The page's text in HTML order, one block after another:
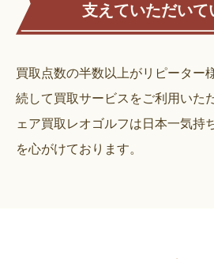
支えていただいて
買取点数の半数以上がリピーター
続して買取サービスをご利用いた
ェア買取レオゴルフは日本一気持
を心がけております。